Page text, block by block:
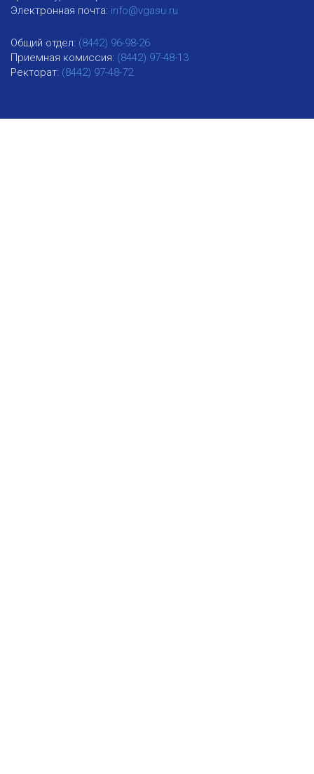
Электронная почта: info@vgasu.ru
Общий отдел: (8442) 96-98-26
Приемная комиссия: (8442) 97-48-13
Ректорат: (8442) 97-48-72